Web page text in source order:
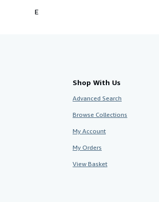
E
Shop With Us
Advanced Search
Browse Collections
My Account
My Orders
View Basket